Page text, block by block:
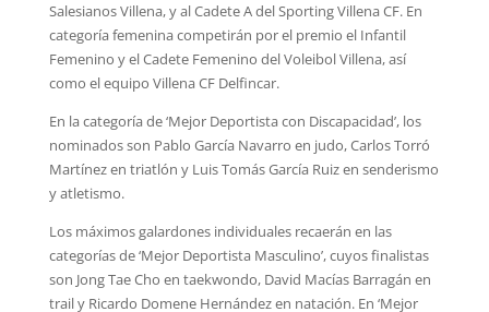
Salesianos Villena, y al Cadete A del Sporting Villena CF. En
categoría femenina competirán por el premio el Infantil
Femenino y el Cadete Femenino del Voleibol Villena, así
como el equipo Villena CF Delfincar.
En la categoría de ‘Mejor Deportista con Discapacidad’, los
nominados son Pablo García Navarro en judo, Carlos Torró
Martínez en triatlón y Luis Tomás García Ruiz en senderismo
y atletismo.
Los máximos galardones individuales recaerán en las
categorías de ‘Mejor Deportista Masculino’, cuyos finalistas
son Jong Tae Cho en taekwondo, David Macías Barragán en
trail y Ricardo Domene Hernández en natación. En ‘Mejor